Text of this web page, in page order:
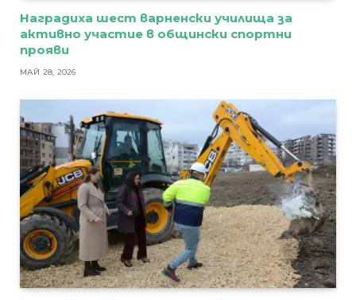
Наградиха шест варненски училища за
активно участие в общински спортни
прояви
МАЙ 28, 2026